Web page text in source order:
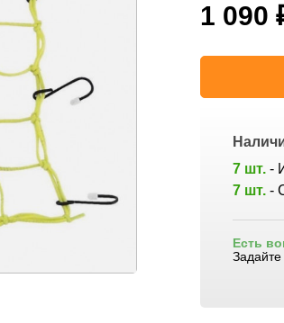
1 090
7 шт. -
7 шт. -
Есть
Задайте